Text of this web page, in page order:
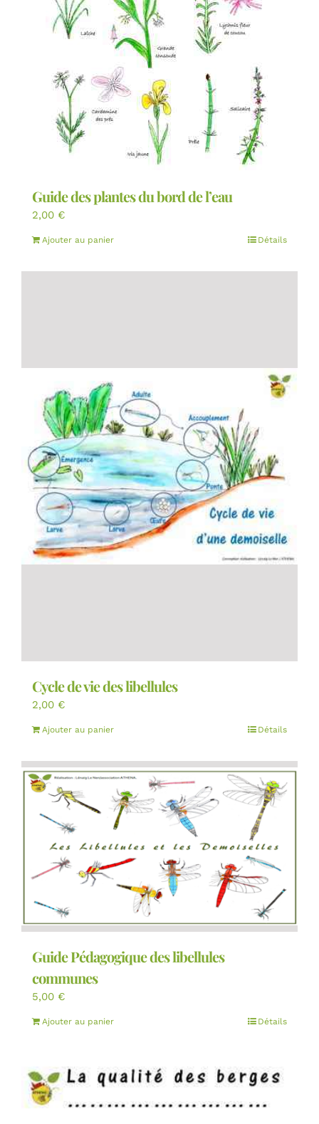
Guide des plantes du bord de l’eau
2,00 €
Ajouter au panier Détails
Cycle de vie des libellules
2,00 €
Ajouter au panier Détails
Guide Pédagogique des libellules
communes
5,00 €
Ajouter au panier Détails